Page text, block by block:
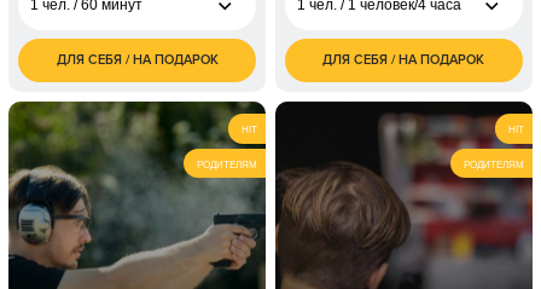
1 чел. / 60 минут
1 800
грн
2 чел. / 60 минут
3 600
грн
ДЛЯ СЕБЯ / НА ПОДАРОК
1 чел. / 1 человек/4 часа
1 чел. / 1 человек/4
часа
грн
2 400
грн
ДЛЯ СЕБЯ / НА ПОДАРОК
HIT
РОДИТЕЛЯМ
HIT
РОДИТЕЛЯМ